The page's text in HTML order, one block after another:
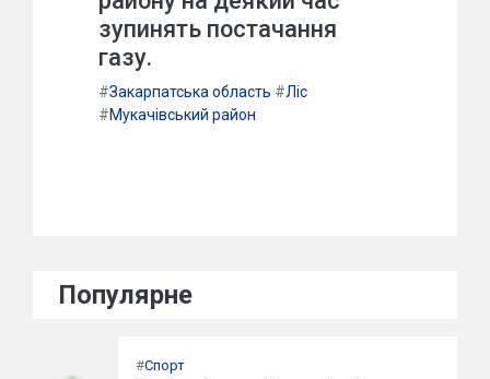
зупинять постачання
газу.
#Закарпатська область #Ліс
#Мукачівський район
Популярне
#Спорт